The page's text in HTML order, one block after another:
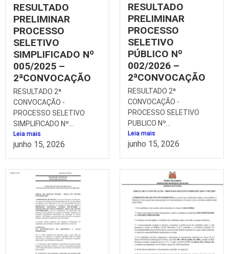
RESULTADO
PRELIMINAR
PROCESSO
SELETIVO
SIMPLIFICADO Nº
005/2025 –
2ªCONVOCAÇÃO
RESULTADO 2ª
CONVOCAÇÃO -
PROCESSO SELETIVO
SIMPLIFICADO Nº...
Leia mais
junho 15, 2026
RESULTADO
PRELIMINAR
PROCESSO
SELETIVO
PÚBLICO Nº
002/2026 –
2ªCONVOCAÇÃO
RESULTADO 2ª
CONVOCAÇÃO -
PROCESSO SELETIVO
PUBLICO Nº...
Leia mais
junho 15, 2026